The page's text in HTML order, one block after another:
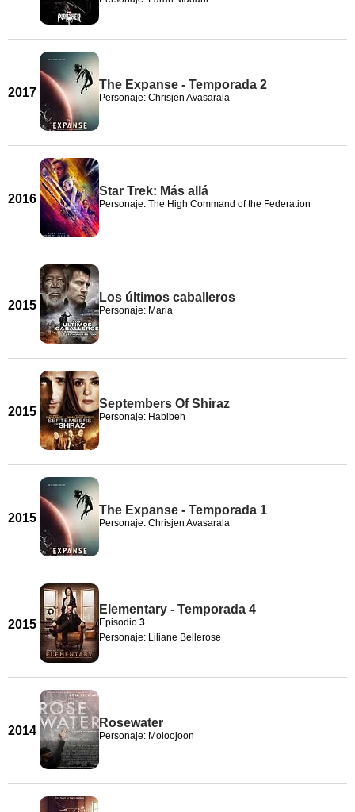
2017
The Expanse - Temporada 2
Personaje: Chrisjen Avasarala
2016
Star Trek: Más allá
Personaje: The High Command of the Federation
2015
Los últimos caballeros
Personaje: Maria
2015
Septembers Of Shiraz
Personaje: Habibeh
2015
The Expanse - Temporada 1
Personaje: Chrisjen Avasarala
2015
Elementary - Temporada 4
Episodio 3
Personaje: Liliane Bellerose
2014
Rosewater
Personaje: Moloojoon